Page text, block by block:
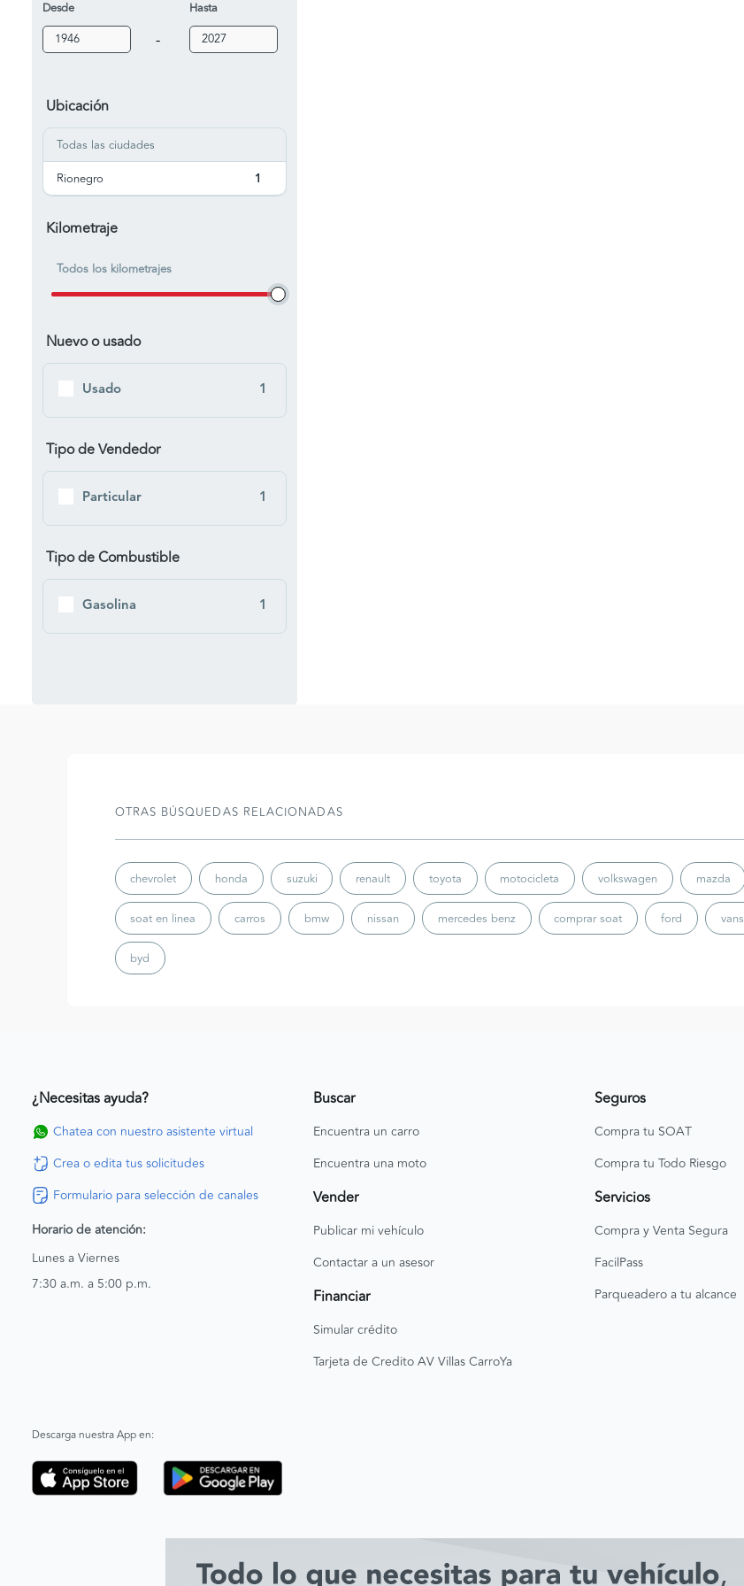
Desde
-
Hasta
Ubicación
Todas las ciudades
Rionegro
1
Kilometraje
Todos los kilometrajes
Nuevo o usado
Usado 1
Tipo de Vendedor
Particular 1
Tipo de Combustible
Gasolina 1
OTRAS BÚSQUEDAS RELACIONADAS
chevrolet honda suzuki renault toyota motocicleta volkswagen mazda
soat en linea carros bmw nissan mercedes benz comprar soat ford vans
byd
¿Necesitas ayuda?
Chatea con nuestro asistente virtual
Crea o edita tus solicitudes
Formulario para selección de canales
Horario de atención:
Lunes a Viernes
7:30 a.m. a 5:00 p.m.
Buscar
Encuentra un carro
Encuentra una moto
Vender
Publicar mi vehículo
Contactar a un asesor
Financiar
Simular crédito
Tarjeta de Credito AV Villas CarroYa
Seguros
Compra tu SOAT
Compra tu Todo Riesgo
Servicios
Compra y Venta Segura
FacilPass
Parqueadero a tu alcance
Descarga nuestra App en: